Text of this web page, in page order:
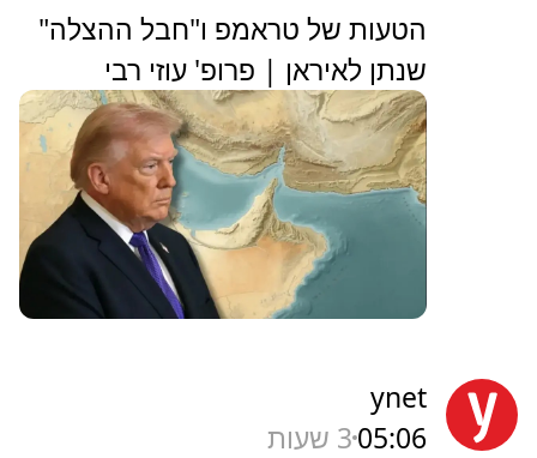
הטעות של טראמפ ו"חבל ההצלה"
שנתן לאיראן | פרופ' עוזי רבי
ynet
05:063 שעות